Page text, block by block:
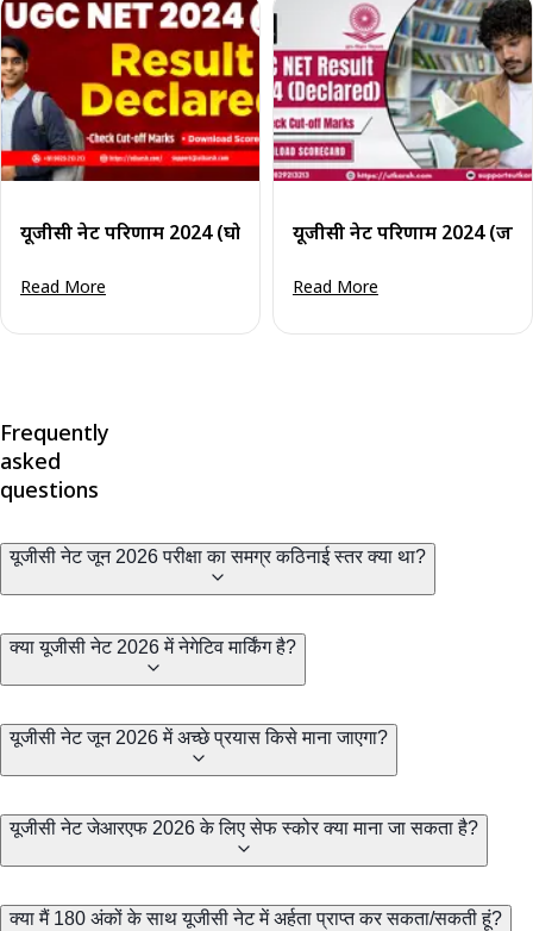
यूजीसी नेट परिणाम 2024 (घोषित): कट-ऑफ अंक और स्कोरकार्ड
Read More
यूजीसी नेट परिणाम 2024
Read More
Frequently
asked
questions
यूजीसी नेट जून 2026 परीक्षा का समग्र कठिनाई स्तर क्या था?
क्या यूजीसी नेट 2026 में नेगेटिव मार्किंग है?
यूजीसी नेट जून 2026 में अच्छे प्रयास किसे माना जाएगा?
यूजीसी नेट जेआरएफ 2026 के लिए सेफ स्कोर क्या माना जा सकता है?
क्या मैं 180 अंकों के साथ यूजीसी नेट में अर्हता प्राप्त कर सकता/सकती हूं?